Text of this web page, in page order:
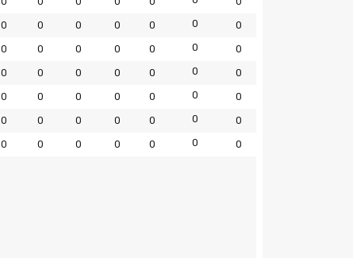
0 0 0 0 0 0 0
0 0 0 0 0 0 0
0 0 0 0 0 0 0
0 0 0 0 0 0 0
0 0 0 0 0 0 0
0 0 0 0 0 0 0